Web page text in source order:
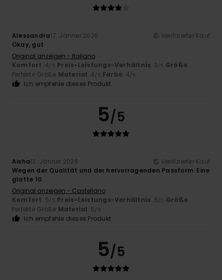
Alessandra17. Jänner 2026
Verifizierter Kauf
Okay, gut
Original anzeigen - Italiano
Komfort: 4/5 Preis-Leistungs-Verhältnis: 2/5 Größe:
Perfekte Größe Material: 4/5 Farbe: 4/5
Ich empfehle dieses Produkt
5/5
Aisha13. Jänner 2026
Verifizierter Kauf
Wegen der Qualität und der hervorragenden Passform. Eine
glatte 10
Original anzeigen - Castellano
Komfort: 5/5 Preis-Leistungs-Verhältnis: 5/5 Größe:
Perfekte Größe Material: 5/5
Ich empfehle dieses Produkt
5/5